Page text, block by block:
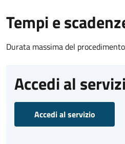
Tempi e
Durata massima del
Accedi al
Accedi al servizio